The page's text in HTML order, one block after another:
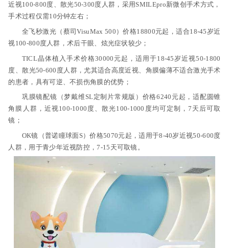
近视100-800度、散光50-300度人群，采用SMILEpro新微创手术方式，
手术过程仅需10分钟左右；
全飞秒激光（蔡司VisuMax 500）价格18800元起，适合18-45岁近
视100-800度人群，术后干眼、炫光症状较少；
TICL晶体植入手术价格30000元起，适用于18-45岁近视50-1800
度、散光50-600度人群，尤其适合高度近视、角膜偏薄不适合激光手术
的患者，具有可逆、不损伤角膜的优势；
巩膜镜配镜（梦戴维SL定制片常规版）价格6240元起，适配圆锥
角膜人群，近视100-1000度、散光100-1000度均可定制，7天后可取
镜；
OK镜（普诺瞳球面S）价格5070元起，适用于8-40岁近视50-600度
人群，用于青少年近视防控，7-15天可取镜。